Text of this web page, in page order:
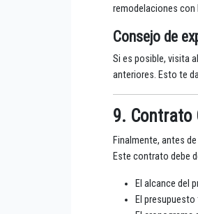
remodelaciones
Consejo de
Si es posible, visita
anteriores. Esto te
9. Contrato
Finalmente, antes
Este contrato debe
El alcance del
El